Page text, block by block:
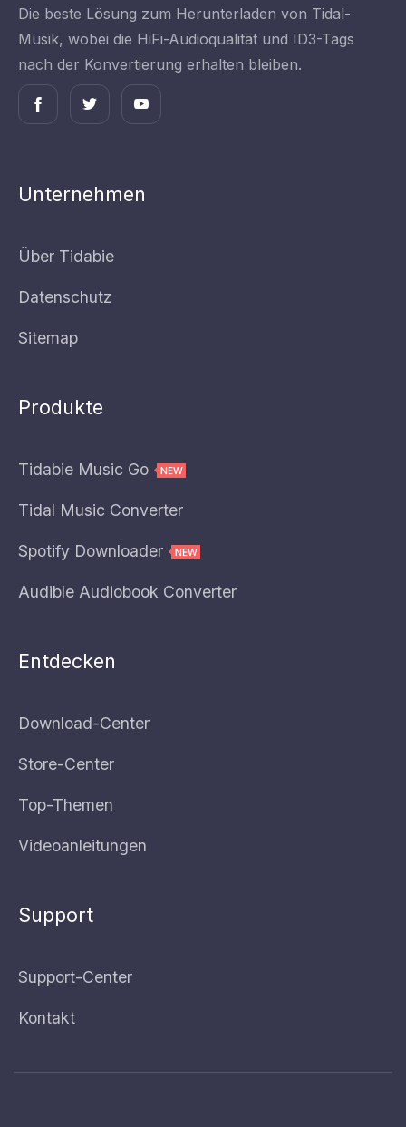
Die beste Lösung zum Herunterladen von Tidal-
Musik, wobei die HiFi-Audioqualität und ID3-Tags
nach der Konvertierung erhalten bleiben.
Unternehmen
Über Tidabie
Datenschutz
Sitemap
Produkte
Tidabie Music Go
Tidal Music Converter
Spotify Downloader
Audible Audiobook Converter
Entdecken
Download-Center
Store-Center
Top-Themen
Videoanleitungen
Support
Support-Center
Kontakt